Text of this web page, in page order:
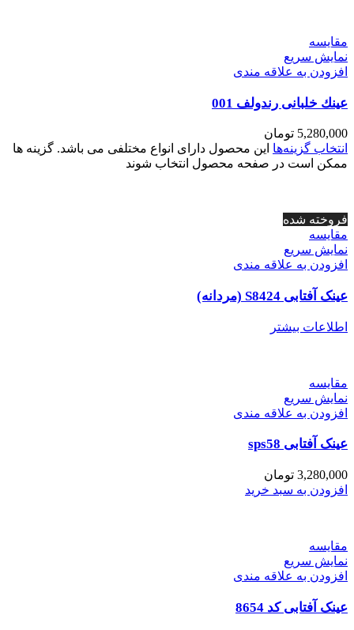
مقايسه
نمایش سریع
افزودن به علاقه مندی
عينك خلبانی رندولف 001
5,280,000 تومان
انتخاب گزینه‌ها این محصول دارای انواع مختلفی می باشد. گزینه ها
ممکن است در صفحه محصول انتخاب شوند
فروخته شده
مقايسه
نمایش سریع
افزودن به علاقه مندی
عینک آفتابی S8424 (مردانه)
اطلاعات بیشتر
مقايسه
نمایش سریع
افزودن به علاقه مندی
عینک آفتابی sps58
3,280,000 تومان
افزودن به سبد خرید
مقايسه
نمایش سریع
افزودن به علاقه مندی
عینک آفتابی کد 8654